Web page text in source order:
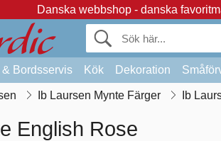
Danska webbshop - danska
& Bordsservis Kök Dekoration
Ib Laursen Mynte Färger Ib
English Rose